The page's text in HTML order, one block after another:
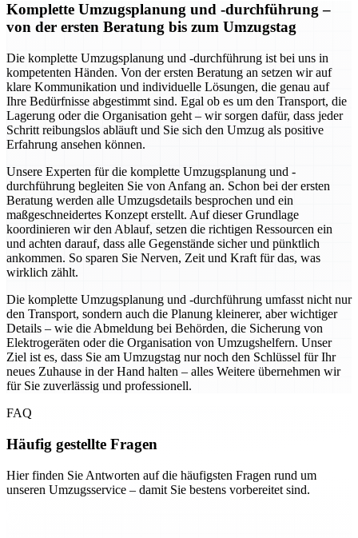
Komplette Umzugsplanung und -durchführung –
von der ersten Beratung bis zum Umzugstag
Die komplette Umzugsplanung und -durchführung ist bei uns in
kompetenten Händen. Von der ersten Beratung an setzen wir auf
klare Kommunikation und individuelle Lösungen, die genau auf
Ihre Bedürfnisse abgestimmt sind. Egal ob es um den Transport, die
Lagerung oder die Organisation geht – wir sorgen dafür, dass jeder
Schritt reibungslos abläuft und Sie sich den Umzug als positive
Erfahrung ansehen können.
Unsere Experten für die komplette Umzugsplanung und -
durchführung begleiten Sie von Anfang an. Schon bei der ersten
Beratung werden alle Umzugsdetails besprochen und ein
maßgeschneidertes Konzept erstellt. Auf dieser Grundlage
koordinieren wir den Ablauf, setzen die richtigen Ressourcen ein
und achten darauf, dass alle Gegenstände sicher und pünktlich
ankommen. So sparen Sie Nerven, Zeit und Kraft für das, was
wirklich zählt.
Die komplette Umzugsplanung und -durchführung umfasst nicht nur
den Transport, sondern auch die Planung kleinerer, aber wichtiger
Details – wie die Abmeldung bei Behörden, die Sicherung von
Elektrogeräten oder die Organisation von Umzugshelfern. Unser
Ziel ist es, dass Sie am Umzugstag nur noch den Schlüssel für Ihr
neues Zuhause in der Hand halten – alles Weitere übernehmen wir
für Sie zuverlässig und professionell.
FAQ
Häufig gestellte Fragen
Hier finden Sie Antworten auf die häufigsten Fragen rund um
unseren Umzugsservice – damit Sie bestens vorbereitet sind.